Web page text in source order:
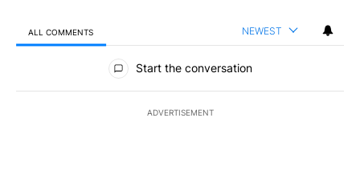
ALL COMMENTS NEWEST
All Comments
Start the conversation
ADVERTISEMENT